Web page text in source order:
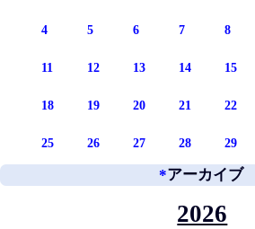
4 5 6 7 8
11 12 13 14 15
18 19 20 21 22
25 26 27 28 29
*アーカイブ
2026